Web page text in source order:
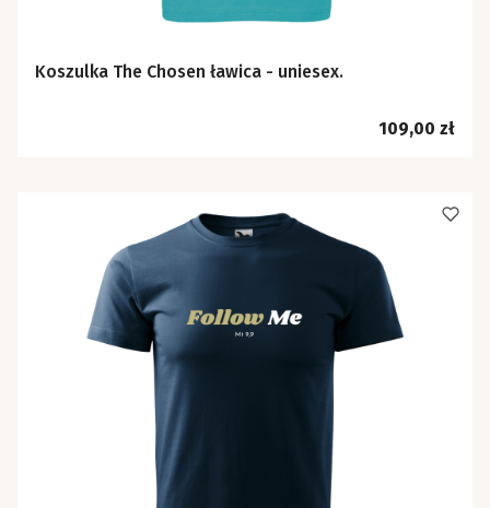
Koszulka The Chosen ławica - uniesex.
Cena
109,00 zł